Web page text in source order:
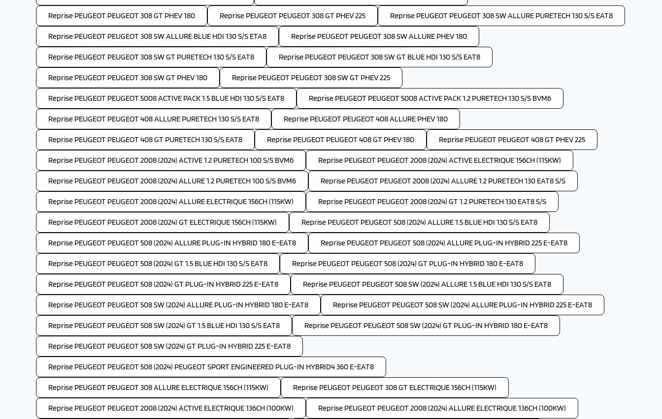
Reprise PEUGEOT PEUGEOT 308 GT PHEV 180 Reprise PEUGEOT PEUGEOT 308 GT PHEV 225 Reprise PEUGEOT PEUGEOT 308 SW ALLURE PURETECH 130 S/S EAT8
Reprise PEUGEOT PEUGEOT 308 SW ALLURE BLUE HDI 130 S/S ETA8 Reprise PEUGEOT PEUGEOT 308 SW ALLURE PHEV 180
Reprise PEUGEOT PEUGEOT 308 SW GT PURETECH 130 S/S EAT8 Reprise PEUGEOT PEUGEOT 308 SW GT BLUE HDI 130 S/S EAT8
Reprise PEUGEOT PEUGEOT 308 SW GT PHEV 180 Reprise PEUGEOT PEUGEOT 308 SW GT PHEV 225
Reprise PEUGEOT PEUGEOT 5008 ACTIVE PACK 1.5 BLUE HDI 130 S/S EAT8 Reprise PEUGEOT PEUGEOT 5008 ACTIVE PACK 1.2 PURETECH 130 S/S BVM6
Reprise PEUGEOT PEUGEOT 408 ALLURE PURETECH 130 S/S EAT8 Reprise PEUGEOT PEUGEOT 408 ALLURE PHEV 180
Reprise PEUGEOT PEUGEOT 408 GT PURETECH 130 S/S EAT8 Reprise PEUGEOT PEUGEOT 408 GT PHEV 180 Reprise PEUGEOT PEUGEOT 408 GT PHEV 225
Reprise PEUGEOT PEUGEOT 2008 (2024) ACTIVE 1.2 PURETECH 100 S/S BVM6 Reprise PEUGEOT PEUGEOT 2008 (2024) ACTIVE ELECTRIQUE 156CH (115KW)
Reprise PEUGEOT PEUGEOT 2008 (2024) ALLURE 1.2 PURETECH 100 S/S BVM6 Reprise PEUGEOT PEUGEOT 2008 (2024) ALLURE 1.2 PURETECH 130 EAT8 S/S
Reprise PEUGEOT PEUGEOT 2008 (2024) ALLURE ELECTRIQUE 156CH (115KW) Reprise PEUGEOT PEUGEOT 2008 (2024) GT 1.2 PURETECH 130 EAT8 S/S
Reprise PEUGEOT PEUGEOT 2008 (2024) GT ELECTRIQUE 156CH (115KW) Reprise PEUGEOT PEUGEOT 508 (2024) ALLURE 1.5 BLUE HDI 130 S/S EAT8
Reprise PEUGEOT PEUGEOT 508 (2024) ALLURE PLUG-IN HYBRID 180 E-EAT8 Reprise PEUGEOT PEUGEOT 508 (2024) ALLURE PLUG-IN HYBRID 225 E-EAT8
Reprise PEUGEOT PEUGEOT 508 (2024) GT 1.5 BLUE HDI 130 S/S EAT8 Reprise PEUGEOT PEUGEOT 508 (2024) GT PLUG-IN HYBRID 180 E-EAT8
Reprise PEUGEOT PEUGEOT 508 (2024) GT PLUG-IN HYBRID 225 E-EAT8 Reprise PEUGEOT PEUGEOT 508 SW (2024) ALLURE 1.5 BLUE HDI 130 S/S EAT8
Reprise PEUGEOT PEUGEOT 508 SW (2024) ALLURE PLUG-IN HYBRID 180 E-EAT8 Reprise PEUGEOT PEUGEOT 508 SW (2024) ALLURE PLUG-IN HYBRID 225 E-EAT8
Reprise PEUGEOT PEUGEOT 508 SW (2024) GT 1.5 BLUE HDI 130 S/S EAT8 Reprise PEUGEOT PEUGEOT 508 SW (2024) GT PLUG-IN HYBRID 180 E-EAT8
Reprise PEUGEOT PEUGEOT 508 SW (2024) GT PLUG-IN HYBRID 225 E-EAT8
Reprise PEUGEOT PEUGEOT 508 (2024) PEUGEOT SPORT ENGINEERED PLUG-IN HYBRID4 360 E-EAT8
Reprise PEUGEOT PEUGEOT 308 ALLURE ELECTRIQUE 156CH (115KW) Reprise PEUGEOT PEUGEOT 308 GT ELECTRIQUE 156CH (115KW)
Reprise PEUGEOT PEUGEOT 2008 (2024) ACTIVE ELECTRIQUE 136CH (100KW) Reprise PEUGEOT PEUGEOT 2008 (2024) ALLURE ELECTRIQUE 136CH (100KW)